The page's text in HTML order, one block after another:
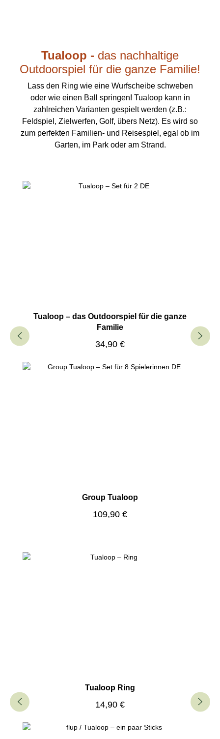
Tualoop - das nachhaltige
Outdoorspiel für die ganze Familie!
Lass den Ring wie eine Wurfscheibe schweben
oder wie einen Ball springen! Tualoop kann in
zahlreichen Varianten gespielt werden (z.B.:
Feldspiel, Zielwerfen, Golf, übers Netz). Es wird so
zum perfekten Familien- und Reisespiel, egal ob im
Garten, im Park oder am Strand.
Produktgalerie überspringen
Tualoop – das Outdoorspiel für die ganze
Familie
Regulärer Preis:
34,90 €
Group Tualoop
Regulärer Preis:
109,90 €
Produktgalerie überspringen
Tualoop Ring
Regulärer Preis:
14,90 €